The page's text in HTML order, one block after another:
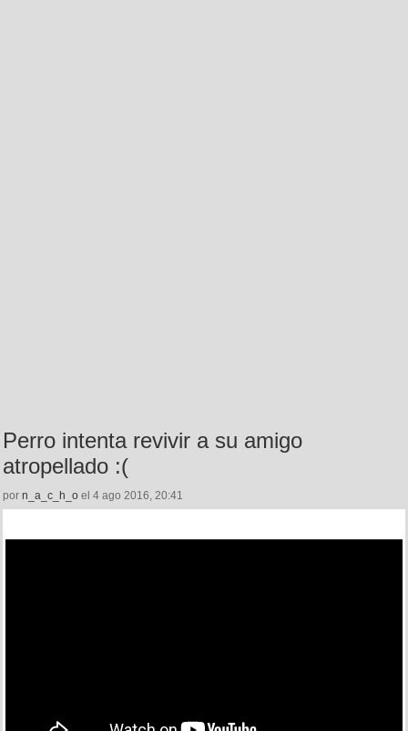
Perro intenta revivir a su amigo
atropellado :(
por n_a_c_h_o el 4 ago 2016, 20:41